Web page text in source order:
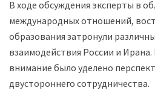
В ходе обсуждения эксперты в
международных отношений,
образования затронули
взаимодействия России и Ирана.
внимание было уделено
двустороннего сотрудничества.